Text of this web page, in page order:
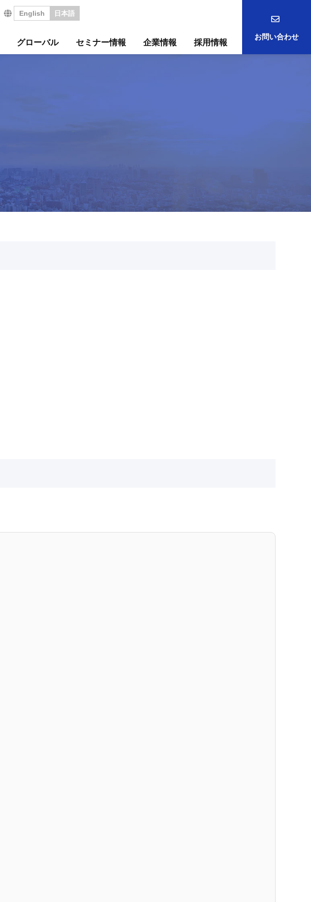
English 日本語
グローバル セミナー情報 企業情報 採用情報
お問い合わせ